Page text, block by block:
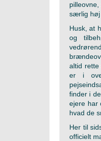
særlig høj
Husk, at
og
altid rette
er i
finder i
ejere har
hvad de
Her til
officielt